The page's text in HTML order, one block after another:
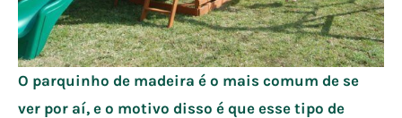
O parquinho de madeira é o mais comum de se
ver por aí, e o motivo disso é que esse tipo de